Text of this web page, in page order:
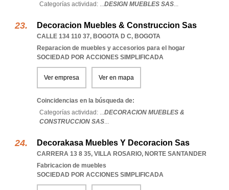
Categorías actividad: ...DESIGN MUEBLES SAS...
Decoracion Muebles & Construccion Sas
CALLE 134 110 37, BOGOTA D C, BOGOTA
Reparacion de muebles y accesorios para el hogar
SOCIEDAD POR ACCIONES SIMPLIFICADA
Ver empresa Ver en mapa
Coincidencias en la búsqueda de:
Categorías actividad: ...DECORACION MUEBLES &
CONSTRUCCION SAS...
Decorakasa Muebles Y Decoracion Sas
CARRERA 13 8 35, VILLA ROSARIO, NORTE SANTANDER
Fabricacion de muebles
SOCIEDAD POR ACCIONES SIMPLIFICADA